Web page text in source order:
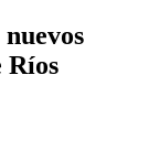
Ríos